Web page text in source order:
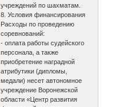
учреждений по шахматам.
8. Условия финансирования
Расходы по проведению
соревнований:
- оплата работы судейского
персонала, а также
приобретение наградной
атрибутики (дипломы,
медали) несет автономное
учреждение Воронежской
области «Центр развития